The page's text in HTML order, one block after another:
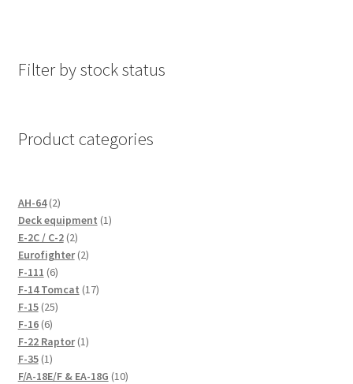
Filter by stock status
Product categories
AH-64 22
products
Deck equipment 11
E-2C / C-2 22
products
Eurofighter 22
F-111 66
products
F-14 Tomcat 1717
F-15 2525
F-16 66
products
F-22 Raptor 11
F-35 11
product
F/A-18E/F & EA-18G 1010